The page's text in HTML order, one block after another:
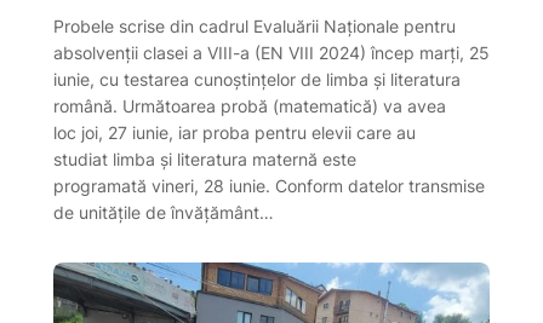
Probele scrise din cadrul Evaluării Naționale pentru
absolvenții clasei a VIII-a (EN VIII 2024) încep marți, 25
iunie, cu testarea cunoștințelor de limba și literatura
română. Următoarea probă (matematică) va avea
loc joi, 27 iunie, iar proba pentru elevii care au
studiat limba și literatura maternă este
programată vineri, 28 iunie. Conform datelor transmise
de unitățile de învățământ…